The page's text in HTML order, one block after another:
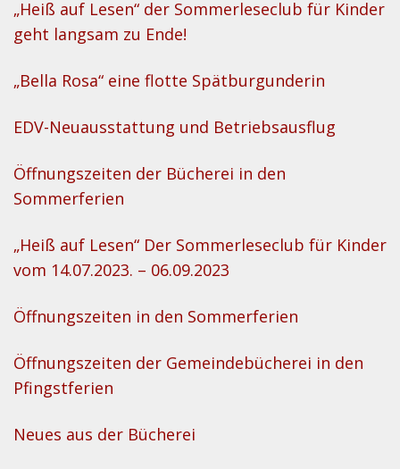
„Heiß auf Lesen“ der Sommerleseclub für Kinder
geht langsam zu Ende!
„Bella Rosa“ eine flotte Spätburgunderin
EDV-Neuausstattung und Betriebsausflug
Öffnungszeiten der Bücherei in den
Sommerferien
„Heiß auf Lesen“ Der Sommerleseclub für Kinder
vom 14.07.2023. – 06.09.2023
Öffnungszeiten in den Sommerferien
Öffnungszeiten der Gemeindebücherei in den
Pfingstferien
Neues aus der Bücherei